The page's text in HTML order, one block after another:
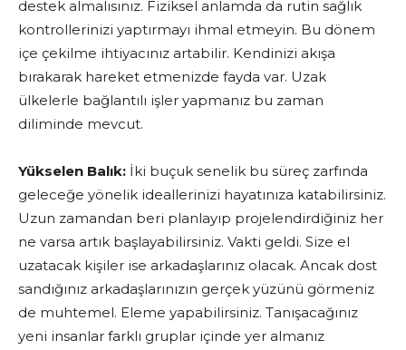
destek almalısınız. Fiziksel anlamda da rutin sağlık
kontrollerinizi yaptırmayı ihmal etmeyin. Bu dönem
içe çekilme ihtiyacınız artabilir. Kendinizi akışa
bırakarak hareket etmenizde fayda var. Uzak
ülkelerle bağlantılı işler yapmanız bu zaman
diliminde mevcut.
Yükselen Balık: İki buçuk senelik bu süreç zarfında
geleceğe yönelik ideallerinizi hayatınıza katabilirsiniz.
Uzun zamandan beri planlayıp projelendirdiğiniz her
ne varsa artık başlayabilirsiniz. Vakti geldi. Size el
uzatacak kişiler ise arkadaşlarınız olacak. Ancak dost
sandığınız arkadaşlarınızın gerçek yüzünü görmeniz
de muhtemel. Eleme yapabilirsiniz. Tanışacağınız
yeni insanlar farklı gruplar içinde yer almanız